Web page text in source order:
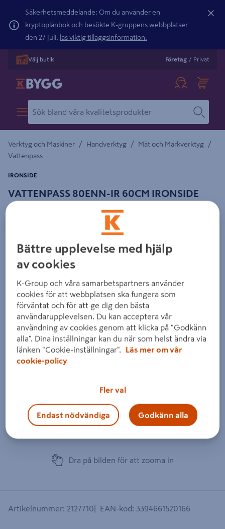
Säkerhetsmeddelande: Om du använder en
kryptoplånbok och besökte K-gruppens webbplatser
den 27 juli, läs viktig tilläggsinformation.
Välj butik Företag / Privat
Verktyg och Maskiner / Handverktyg / Mät och Märkverktyg /
Vattenpass
VATTENPASS 80ENN-IR 60CM IRONSIDE
IRONSIDE
Detaljerad beskrivning finns i produktbeskrivningsområdet
Dra på bilden för att zooma in
Artikelnummer: 2127710 EAN-kod: 3394661520166
Bättre upplevelse med hjälp
av cookies
K-Group och våra samarbetspartners använder
cookies för att webbplatsen ska fungera som
förväntat och för att ge dig den bästa
användarupplevelsen. Du kan acceptera vår
användning av cookies genom att klicka på "Godkänn
alla". Dina inställningar kan du när som helst ändra via
länken "Cookie-inställningar".
Läs mer om vår
cookie-policy
Fler val
Endast nödvändiga Godkänn alla